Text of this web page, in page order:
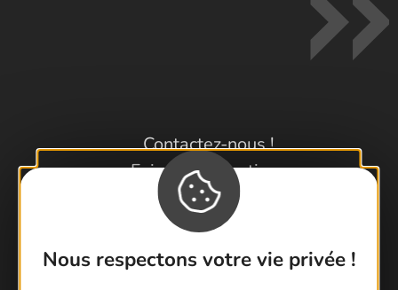
Nous respectons votre vie privée !
Contactez-nous !
Foire aux questions
Brochures
Cartoguides et Topoguides
Latitude Gard